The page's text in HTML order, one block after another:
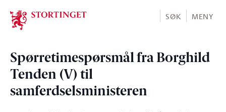
Stortinget.no
SØK MENY
Spørretimespørsmål fra Borghild
Tenden (V) til
samferdselsministeren